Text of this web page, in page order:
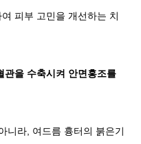
피부 고민을 개선하는 치
관을 수축시켜 안면홍조를
니라, 여드름 흉터의 붉은기